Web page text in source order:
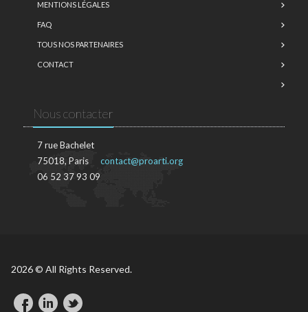
MENTIONS LÉGALES
FAQ
TOUS NOS PARTENAIRES
CONTACT
Nous contacter
7 rue Bachelet
75018, Paris
06 52 37 93 09
contact@proarti.org
2026 © All Rights Reserved.